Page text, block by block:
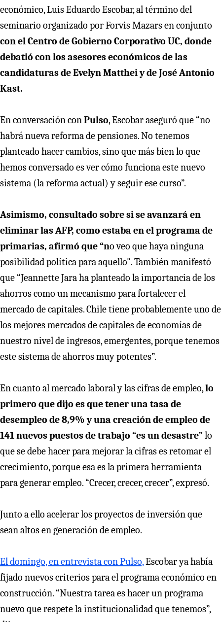
económico, Luis Eduardo Escobar, al término del
seminario organizado por Forvis Mazars en conjunto
con el Centro de Gobierno Corporativo UC, donde
debatió con los asesores económicos de las
candidaturas de Evelyn Matthei y de José Antonio
Kast.
En conversación con Pulso, Escobar aseguró que “no
habrá nueva reforma de pensiones. No tenemos
planteado hacer cambios, sino que más bien lo que
hemos conversado es ver cómo funciona este nuevo
sistema (la reforma actual) y seguir ese curso”.
Asimismo, consultado sobre si se avanzará en
eliminar las AFP, como estaba en el programa de
primarias, afirmó que “no veo que haya ninguna
posibilidad política para aquello". También manifestó
que “Jeannette Jara ha planteado la importancia de los
ahorros como un mecanismo para fortalecer el
mercado de capitales. Chile tiene probablemente uno de
los mejores mercados de capitales de economías de
nuestro nivel de ingresos, emergentes, porque tenemos
este sistema de ahorros muy potentes”.
En cuanto al mercado laboral y las cifras de empleo,lo
primero que dijo es que tener una tasa de
desempleo de 8,9% y una creación de empleo de
141 nuevos puestos de trabajo “es un desastre” lo
que se debe hacer para mejorar la cifras es retomar el
crecimiento, porque esa es la primera herramienta
para generar empleo. “Crecer, crecer, crecer”, expresó.
Junto a ello acelerar los proyectos de inversión que
sean altos en generación de empleo.
El domingo, en entrevista con Pulso,Escobar ya había
fijado nuevos criterios para el programa económico en
construcción. “Nuestra tarea es hacer un programa
nuevo que respete la institucionalidad que tenemos”,